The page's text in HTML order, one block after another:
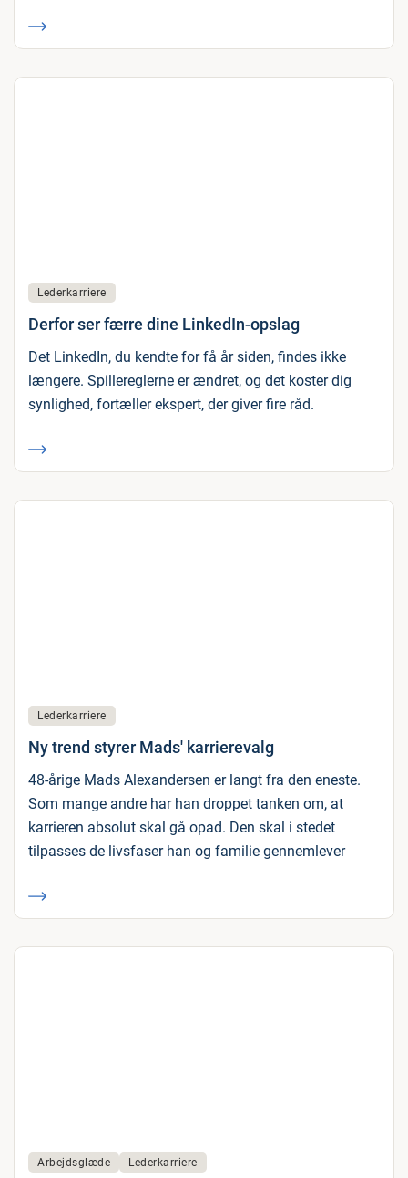
Lederkarriere
Derfor ser færre dine LinkedIn-opslag
Det LinkedIn, du kendte for få år siden, findes ikke
længere. Spillereglerne er ændret, og det koster dig
synlighed, fortæller ekspert, der giver fire råd.
Lederkarriere
Ny trend styrer Mads' karrierevalg
48-årige Mads Alexandersen er langt fra den eneste.
Som mange andre har han droppet tanken om, at
karrieren absolut skal gå opad. Den skal i stedet
tilpasses de livsfaser han og familie gennemlever
Arbejdsglæde Lederkarriere